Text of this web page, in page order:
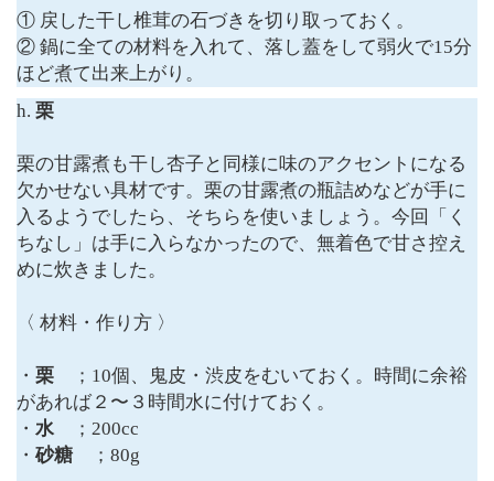
① 戻した干し椎茸の石づきを切り取っておく。
② 鍋に全ての材料を入れて、落し蓋をして弱火で15分
ほど煮て出来上がり。
h. 栗
栗の甘露煮も干し杏子と同様に味のアクセントになる
欠かせない具材です。栗の甘露煮の瓶詰めなどが手に
入るようでしたら、そちらを使いましょう。今回「く
ちなし」は手に入らなかったので、無着色で甘さ控え
めに炊きました。
〈 材料・作り方 〉
・ 栗 ；10個、鬼皮・渋皮をむいておく。時間に余裕
があれば２〜３時間水に付けておく。
・ 水 ；200cc
・ 砂糖；80g